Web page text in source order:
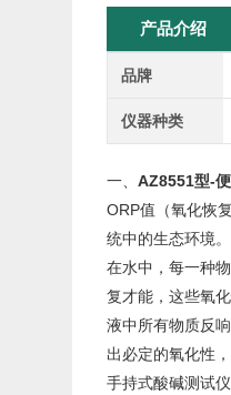
产品介绍
品牌
仪器种类
一、 AZ8551型-
ORP值（氧化恢
统中的生态环境。
在水中，每一种
复才能，这些氧
液中所有物质反
出必定的氧化性
手持式酸碱测试